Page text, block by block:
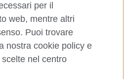
per il
web, mentre altri
Puoi trovare
nostra cookie policy e
nel centro